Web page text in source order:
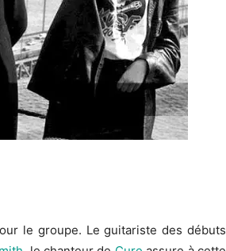
le groupe. Le guitariste des débuts